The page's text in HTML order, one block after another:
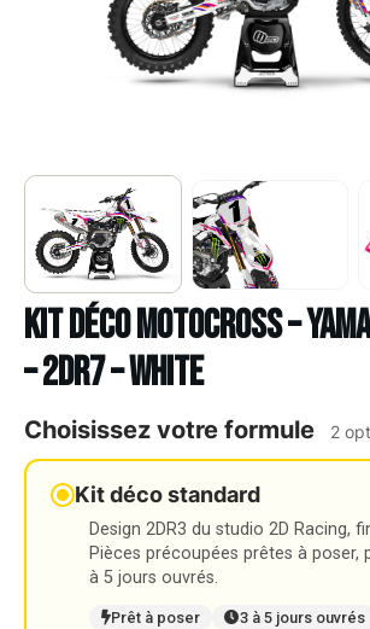
Kit déco Motocross –
– 2DR7 – WHITE
Choisissez votre formule 2
Kit déco standard
Design 2DR3 du studio 2D Racing,
Pièces précoupées prêtes à poser,
à 5 jours ouvrés.
Prêt à poser
3 à 5 jours ouvrés